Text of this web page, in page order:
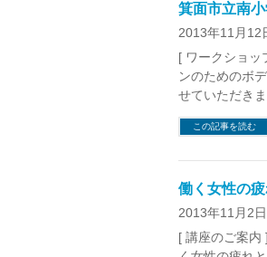
箕面市立南
2013年11月12
[ ワークショッ
ンのためのボ
せていただき
この記事を読む
働く女性の
2013年11月2日
[ 講座のご案